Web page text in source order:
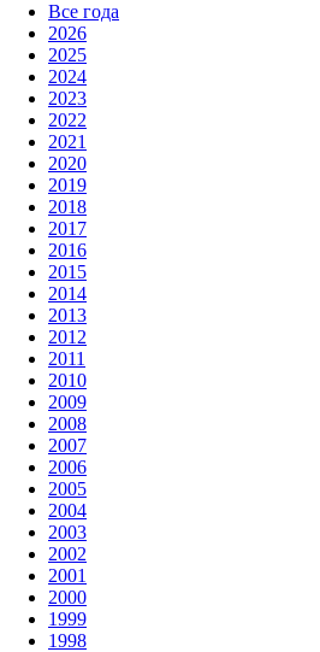
Все года
2026
2025
2024
2023
2022
2021
2020
2019
2018
2017
2016
2015
2014
2013
2012
2011
2010
2009
2008
2007
2006
2005
2004
2003
2002
2001
2000
1999
1998